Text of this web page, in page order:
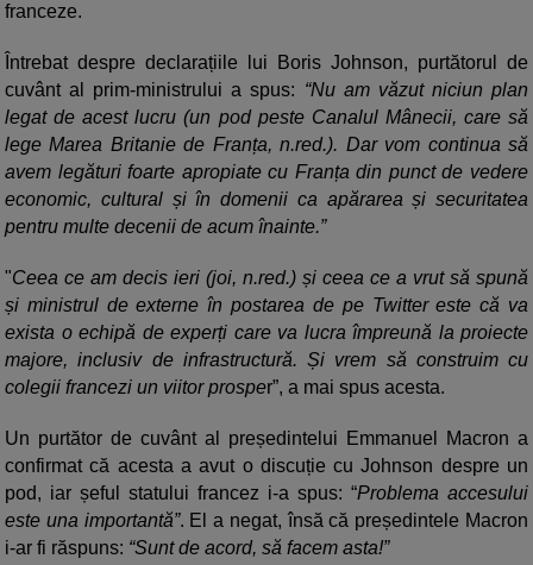
franceze.
Întrebat despre declarațiile lui Boris Johnson, purtătorul de
cuvânt al prim-ministrului a spus: “Nu am văzut niciun plan
legat de acest lucru (un pod peste Canalul Mânecii, care să
lege Marea Britanie de Franța, n.red.). Dar vom continua să
avem legături foarte apropiate cu Franța din punct de vedere
economic, cultural și în domenii ca apărarea și securitatea
pentru multe decenii de acum înainte.”
"Ceea ce am decis ieri (joi, n.red.) și ceea ce a vrut să spună
și ministrul de externe în postarea de pe Twitter este că va
exista o echipă de experți care va lucra împreună la proiecte
majore, inclusiv de infrastructură. Și vrem să construim cu
colegii francezi un viitor prosper”, a mai spus acesta.
Un purtător de cuvânt al președintelui Emmanuel Macron a
confirmat că acesta a avut o discuție cu Johnson despre un
pod, iar șeful statului francez i-a spus: “Problema accesului
este una importantă”. El a negat, însă că președintele Macron
i-ar fi răspuns: “Sunt de acord, să facem asta!”